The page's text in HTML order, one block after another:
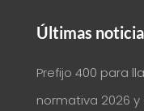
Últimas
Prefijo 400 para
normativa 2026